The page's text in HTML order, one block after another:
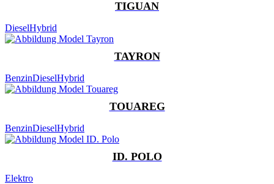
TIGUAN
DieselHybrid
TAYRON
BenzinDieselHybrid
TOUAREG
BenzinDieselHybrid
ID. POLO
Elektro